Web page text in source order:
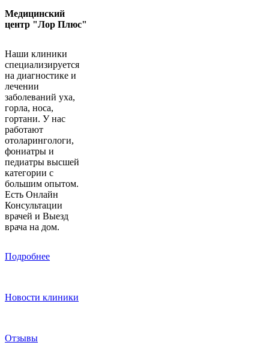
Медицинский
центр "Лор Плюс"
Наши клиники
специализируется
на диагностике и
лечении
заболеваний уха,
горла, носа,
гортани. У нас
работают
отоларингологи,
фониатры и
педиатры высшей
категории с
большим опытом.
Есть Онлайн
Консультации
врачей и Выезд
врача на дом.
Подробнее
Новости клиники
Отзывы